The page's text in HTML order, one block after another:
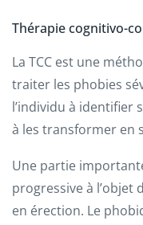
Thérapie cognitivo-
La TCC est une
traiter les phobies
l’individu à identifier
à les transformer en
Une partie
progressive à l’objet
en érection. Le